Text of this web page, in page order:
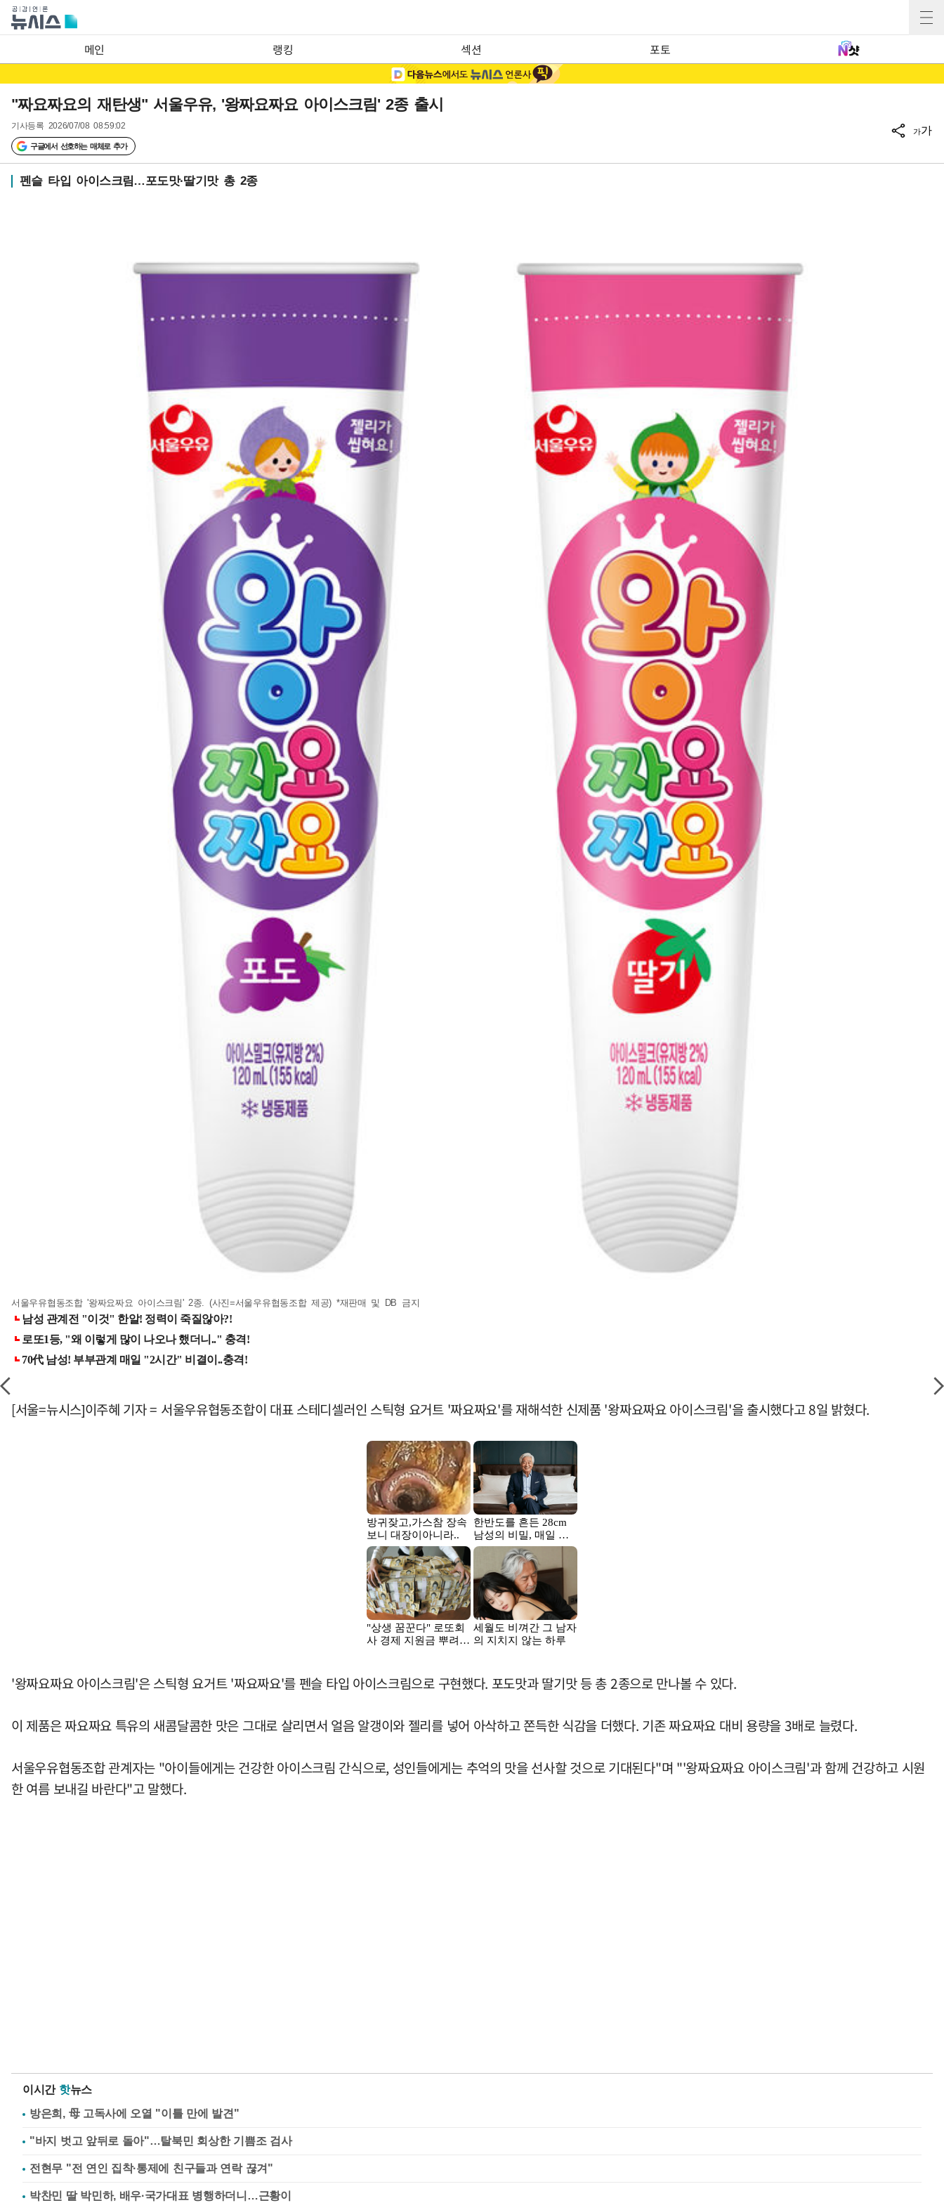
메인 랭킹 섹션 포토
"짜요짜요의 재탄생" 서울우유, '왕짜요짜요 아이스크림' 2종 출시
기사등록 2026/07/08 08:59:02
구글에서 선호하는 매체로 추가
가가
펜슬 타입 아이스크림…포도맛·딸기맛 총 2종
서울우유협동조합 '왕짜요짜요 아이스크림' 2종. (사진=서울우유협동조합 제공) *재판매 및 DB 금지
[서울=뉴시스]이주혜 기자 = 서울우유협동조합이 대표 스테디셀러인 스틱형 요거트 '짜요짜요'를 재해석한 신제품 '왕짜요짜요 아이스크림'을 출시했다고 8일 밝혔다.
'왕짜요짜요 아이스크림'은 스틱형 요거트 '짜요짜요'를 펜슬 타입 아이스크림으로 구현했다. 포도맛과 딸기맛 등 총 2종으로 만나볼 수 있다.
이 제품은 짜요짜요 특유의 새콤달콤한 맛은 그대로 살리면서 얼음 알갱이와 젤리를 넣어 아삭하고 쫀득한 식감을 더했다. 기존 짜요짜요 대비 용량을 3배로 늘렸다.
서울우유협동조합 관계자는 "아이들에게는 건강한 아이스크림 간식으로, 성인들에게는 추억의 맛을 선사할 것으로 기대된다"며 "'왕짜요짜요 아이스크림'과 함께 건강하고 시원
한 여름 보내길 바란다"고 말했다.
이시간 핫뉴스
방은희, 母 고독사에 오열 "이틀 만에 발견"
"바지 벗고 앞뒤로 돌아"…탈북민 회상한 기쁨조 검사
전현무 "전 연인 집착·통제에 친구들과 연락 끊겨"
박찬민 딸 박민하, 배우·국가대표 병행하더니…근황이